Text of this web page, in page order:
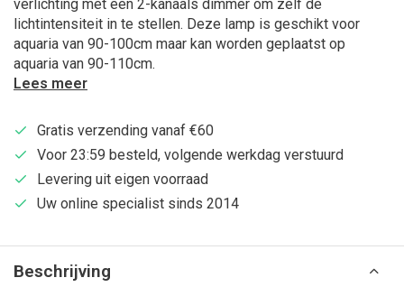
verlichting met een 2-kanaals dimmer om zelf de
lichtintensiteit in te stellen. Deze lamp is geschikt voor
aquaria van 90-100cm maar kan worden geplaatst op
aquaria van 90-110cm.
Lees meer
Gratis verzending vanaf €60
Voor 23:59 besteld, volgende werkdag verstuurd
Levering uit eigen voorraad
Uw online specialist sinds 2014
Beschrijving